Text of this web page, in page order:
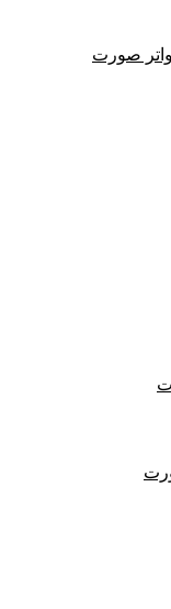
صورت